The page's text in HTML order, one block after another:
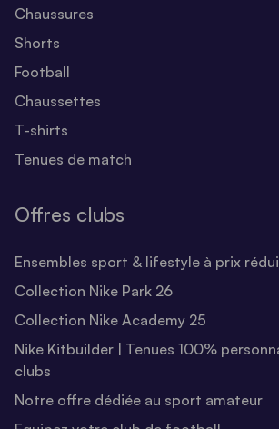
Chaussures
Shorts
Football
Chaussettes
T-shirts
Tenues de match
Offres clubs
Ensembles sport & lifestyle à prix
Collection Nike Park 26
Collection Nike Academy 25
Nike Kitbuilder | Tenues 100%
clubs
Notre offre dédiée au sport amateur